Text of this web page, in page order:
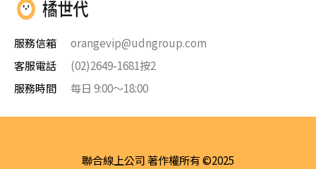
服務信箱
orangevip@udngroup.com
客服電話
(02)2649-1681按2
服務時間
每日 9:00～18:00
聯合線上公司 著作權所有 ©2025